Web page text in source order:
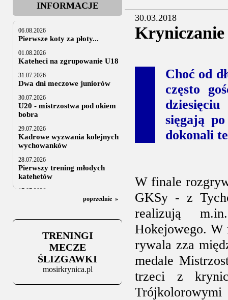
INFORMACJE
06.08.2026
Pierwsze koty za płoty...
01.08.2026
Kateheci na zgrupowanie U18
31.07.2026
Dwa dni meczowe juniorów
30.07.2026
U20 - mistrzostwa pod okiem
bobra
29.07.2026
Kadrowe wyzwania kolejnych
wychowanków
28.07.2026
Pierwszy trening młodych
katehetów
17.07.2026
U20: z kraju i z zagranicy
Za trzy tygodnie na lód
06.07.2025
Stowarzyszenie po Walnym
poprzednie »
TRENINGI
MECZE
ŚLIZGAWKI
mosirkrynica.pl
30.03.2018
Kryniczanie
Choć od
często
sięgają
dokonali
W finale
GKSy - z
realizują
Hokejowego. W
rywala zza
medale
trzeci z
Trójkolorowymi